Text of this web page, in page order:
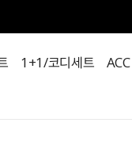
1+1/코디세트 ACC